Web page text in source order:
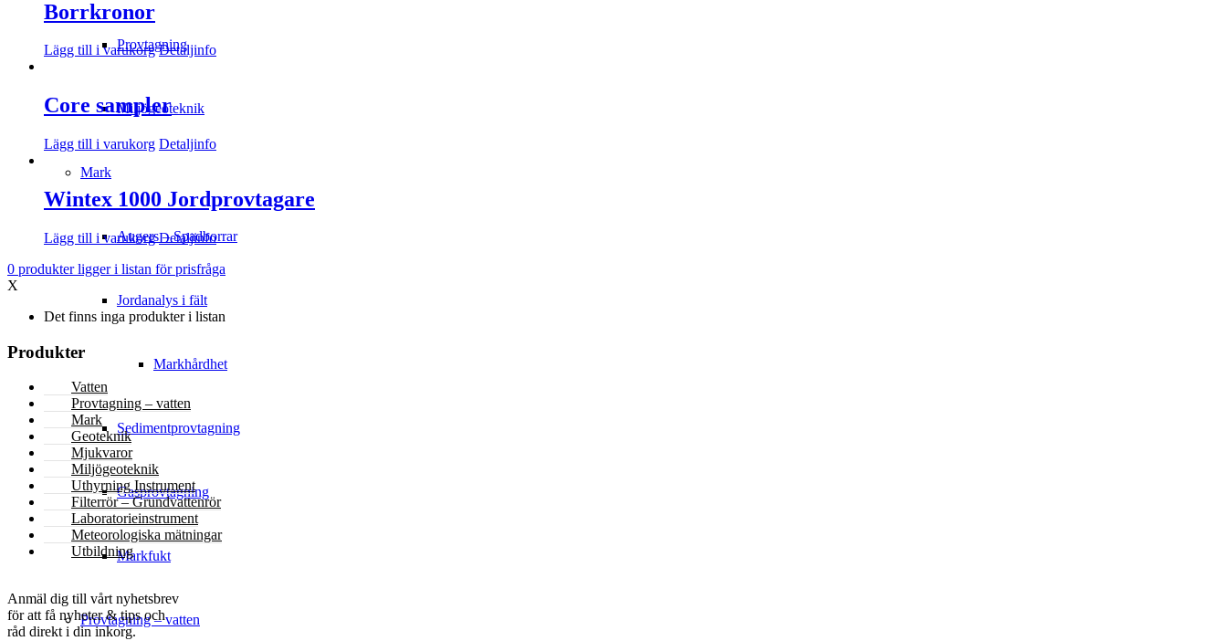
Provtagning
Miljögeoteknik
Mark
Augers – Spadborrar
Jordanalys i fält
Markhårdhet
Sedimentprovtagning
Gasprovtagning
Markfukt
Provtagning – vatten
Borrkronor
Lägg till i varukorg Detaljinfo
Core sampler
Lägg till i varukorg Detaljinfo
Wintex 1000 Jordprovtagare
Lägg till i varukorg Detaljinfo
0 produkterligger i listan för prisfråga
X
Det finns inga produkter i listan
Produkter
Vatten
Provtagning – vatten
Mark
Geoteknik
Mjukvaror
Miljögeoteknik
Uthyrning Instrument
Filterrör – Grundvattenrör
Laboratorieinstrument
Meteorologiska mätningar
Utbildning
Anmäl dig till vårt nyhetsbrev
för att få nyheter & tips och
råd direkt i din inkorg.